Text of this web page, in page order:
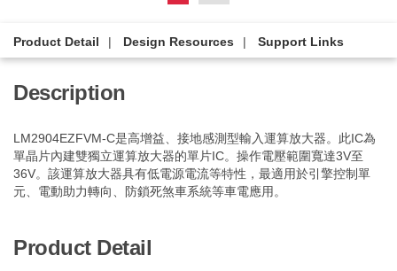
Product Detail Design Resources Support Links
Description
LM2904EZFVM-C是高增益、接地感測型輸入運算放大器。此IC為
單晶片內建雙獨立運算放大器的單片IC。操作電壓範圍寬達3V至
36V。該運算放大器具有低電源電流等特性，最適用於引擎控制單
元、電動助力轉向、防鎖死煞車系統等車電應用。
Product Detail